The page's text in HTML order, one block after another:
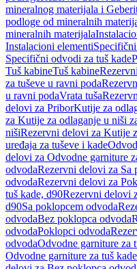
mineralnog materijala i
podloge od mineralnih
mineralnih materijala
Instalacioni elementi
Specifični odvodi za tuš kade
Tuš kabineTuš kabine
za tuševe u ravni poda
u ravni podaVrata tuša
delovi za PriborKutije za
za Kutije za odlaganje u niši
nišiRezervni delovi za Kutije
uređaja za tuševe i kade
delovi za Odvodne garniture
odvodaRezervni delovi za Sa
odvodaRezervni delovi za
tuš kade, d90Rezervni delovi
d90Sa poklopcem odvoda
odvodaBez poklopca odvoda
odvodaPoklopci odvoda
odvodaOdvodne garniture za
Odvodne garniture za tuš